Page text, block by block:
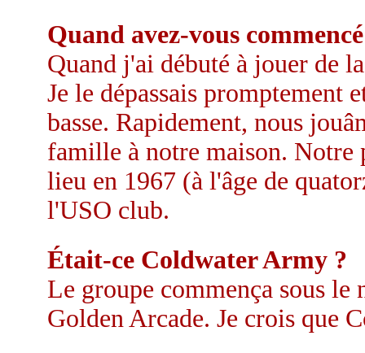
Quand avez-vous
Quand j'ai débuté à jouer de
Je le dépassais promptement
basse. Rapidement, nous
famille à notre maison. Notre
lieu en 1967 (à l'âge de
l'USO club.
Était-ce Coldwater Army ?
Le groupe commença sous
Golden Arcade. Je crois que